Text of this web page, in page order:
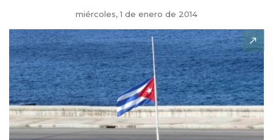
miércoles, 1 de enero de 2014